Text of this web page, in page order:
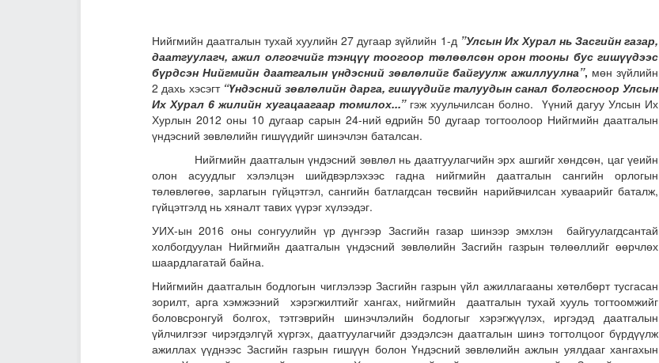
Нийгмийн даатгалын тухай хуулийн 27 дугаар зүйлийн 1-д ”Улсын Их Хурал нь Засгийн газар,
даатгуулагч, ажил олгогчийг тэнцүү тоогоор төлөөлсөн орон тооны бус гишүүдээс
бүрдсэн Нийгмийн даатгалын үндэсний зөвлөлийг байгуулж ажиллуулна”, мөн зүйлийн
2 дахь хэсэгт “Үндэсний зөвлөлийн дарга, гишүүдийг талуудын санал болгосноор Улсын
Их Хурал 6 жилийн хугацаагаар томилох...” гэж хуульчилсан болно. Үүний дагуу Улсын Их
Хурлын 2012 оны 10 дугаар сарын 24-ний өдрийн 50 дугаар тогтоолоор Нийгмийн даатгалын
үндэсний зөвлөлийн гишүүдийг шинэчлэн баталсан.
Нийгмийн даатгалын үндэсний зөвлөл нь даатгуулагчийн эрх ашгийг хөндсөн, цаг үеийн
олон асуудлыг хэлэлцэн шийдвэрлэхээс гадна нийгмийн даатгалын сангийн орлогын
төлөвлөгөө, зарлагын гүйцэтгэл, сангийн батлагдсан төсвийн нарийвчилсан хуваарийг баталж,
гүйцэтгэлд нь хяналт тавих үүрэг хүлээдэг.
УИХ-ын 2016 оны сонгуулийн үр дүнгээр Засгийн газар шинээр эмхлэн байгуулагдсантай
холбогдуулан Нийгмийн даатгалын үндэсний зөвлөлийн Засгийн газрын төлөөллийг өөрчлөх
шаардлагатай байна.
Нийгмийн даатгалын бодлогын чиглэлээр Засгийн газрын үйл ажиллагааны хөтөлбөрт тусгасан
зорилт, арга хэмжээний хэрэгжилтийг хангах, нийгмийн даатгалын тухай хууль тогтоомжийг
боловсронгуй болгох, тэтгэврийн шинэчлэлийн бодлогыг хэрэгжүүлэх, иргэдэд даатгалын
үйлчилгээг чирэгдэлгүй хүргэх, даатгуулагчийг дээдэлсэн даатгалын шинэ тогтолцоог бүрдүүлж
ажиллах үүднээс Засгийн газрын гишүүн болон Үндэсний зөвлөлийн ажлын уялдааг хангахын